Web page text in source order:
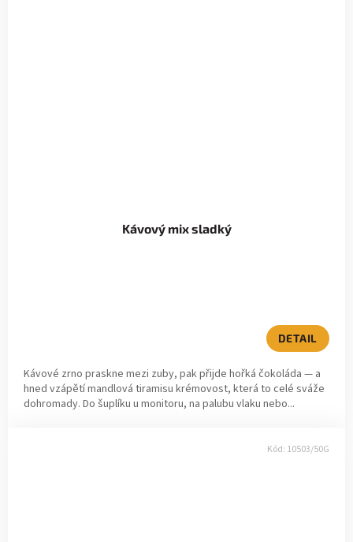
Kávový mix sladký
DETAIL
Kávové zrno praskne mezi zuby, pak přijde hořká čokoláda — a
hned vzápětí mandlová tiramisu krémovost, která to celé sváže
dohromady. Do šuplíku u monitoru, na palubu vlaku nebo...
Kód: 10503/50G